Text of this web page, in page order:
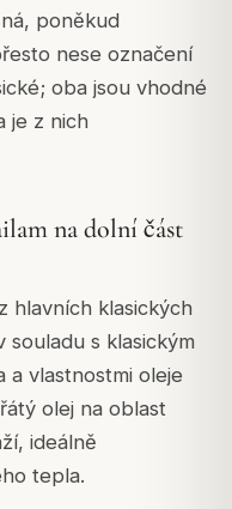
poněkud
nese označení
oba jsou vhodné
je z nich
na dolní část
hlavních klasických
s klasickým
a vlastnostmi oleje
olej na oblast
ideálně
tepla.